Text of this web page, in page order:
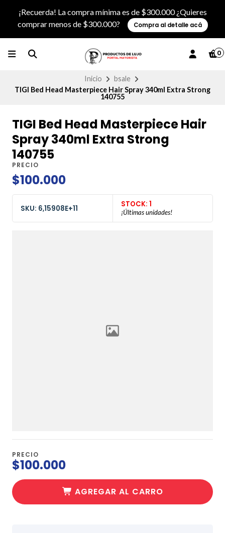
¡Recuerda! La compra mínima es de $300.000 ¿Quieres
comprar menos de $300.000?
Compra al detalle acá
0
Inicio
bsale
TIGI Bed Head Masterpiece Hair Spray 340ml Extra Strong
140755
TIGI Bed Head Masterpiece Hair
Spray 340ml Extra Strong
140755
PRECIO
$100.000
SKU: 6,15908E+11 STOCK: 1
¡Últimas unidades!
PRECIO
$100.000
AGREGAR AL CARRO